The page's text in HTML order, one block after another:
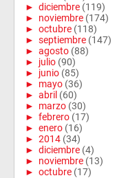
► diciembre (119)
► noviembre (174)
► octubre (118)
► septiembre (147)
► agosto (88)
► julio (90)
► junio (85)
► mayo (36)
► abril (60)
► marzo (30)
► febrero (17)
► enero (16)
► 2014 (34)
► diciembre (4)
► noviembre (13)
► octubre (17)